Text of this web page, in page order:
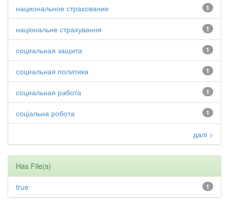
1
национальное страхование
1
національне страхування
1
социальная защита
1
социальная политика
1
социальная работа
1
соціальна робота
далі >
Has File(s)
1
true